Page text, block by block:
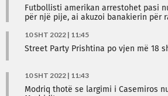
Futbollisti amerikan arrestohet pasi
për një pije, ai akuzoi banakierin për
10 SHT 2022 | 11:45
Street Party Prishtina po vjen më 18
10 SHT 2022 | 11:43
Modriq thotë se largimi i Casemiros